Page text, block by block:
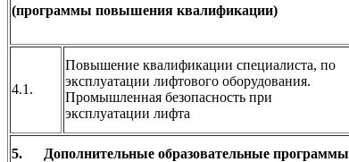
(программы повышения квалификации)
4.1.
Повышение квалификации специалиста, по
эксплуатации лифтового оборудования.
Промышленная безопасность при
эксплуатации лифта
5. Дополнительные образовательные программы